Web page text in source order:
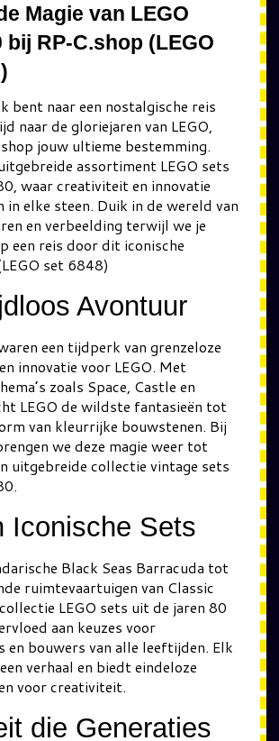
Magie van LEGO
bij RP-C.shop (LEGO
bent naar een nostalgische reis
naar de gloriejaren van LEGO,
jouw ultieme bestemming.
assortiment LEGO sets
waar creativiteit en innovatie
in elke steen. Duik in de wereld van
en verbeelding terwijl we je
een reis door dit iconische
set 6848)
Avontuur
een tijdperk van grenzeloze
innovatie voor LEGO. Met
zoals Space, Castle en
LEGO de wildste fantasieën tot
van kleurrijke bouwstenen. Bij
we deze magie weer tot
uitgebreide collectie vintage sets
Iconische Sets
Black Seas Barracuda tot
ruimtevaartuigen van Classic
LEGO sets uit de jaren 80
aan keuzes voor
en bouwers van alle leeftijden. Elk
verhaal en biedt eindeloze
voor creativiteit.
die Generaties